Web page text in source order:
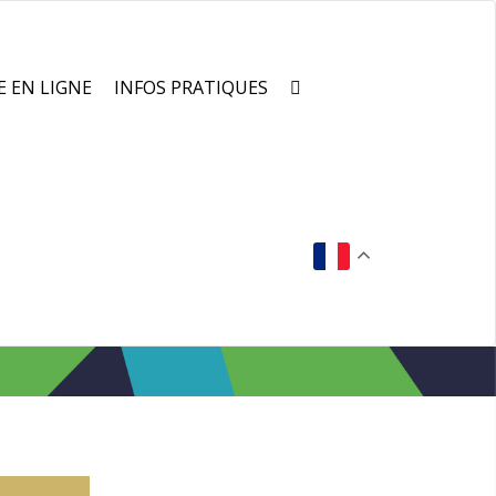
EN LIGNE INFOS PRATIQUES